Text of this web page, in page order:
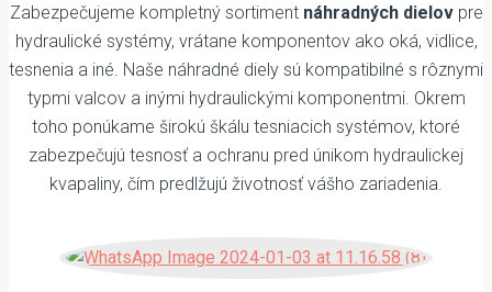
Zabezpečujeme kompletný sortiment náhradných dielovpre
hydraulické systémy, vrátane komponentov ako oká, vidlice,
tesnenia a iné. Naše náhradné diely sú kompatibilné s rôznymi
typmi valcov a inými hydraulickými komponentmi. Okrem
toho ponúkame širokú škálu tesniacich systémov, ktoré
zabezpečujú tesnosť a ochranu pred únikom hydraulickej
kvapaliny, čím predlžujú životnosť vášho zariadenia.